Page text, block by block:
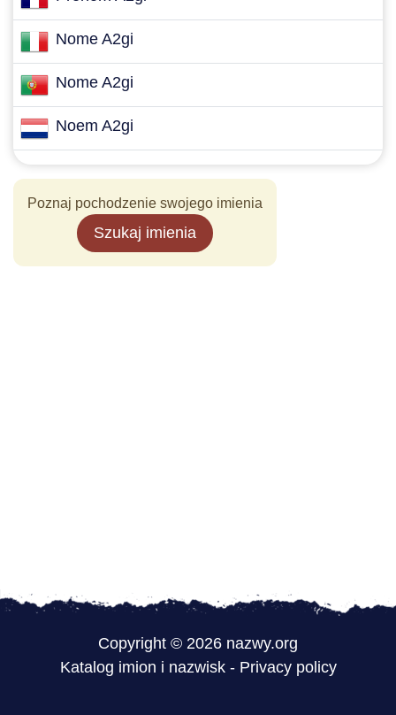
Nome A2gi
Nome A2gi
Noem A2gi
Poznaj pochodzenie swojego imienia
Szukaj imienia
Copyright © 2026 nazwy.org
Katalog imion i nazwisk- Privacy policy